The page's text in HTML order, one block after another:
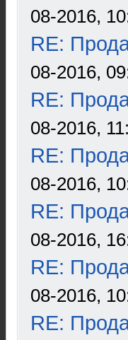
08-2016,
RE:
08-2016,
RE:
08-2016,
RE:
08-2016,
RE:
08-2016,
RE:
08-2016,
RE: